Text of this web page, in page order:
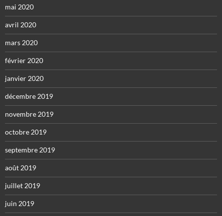
mai 2020
avril 2020
mars 2020
février 2020
janvier 2020
décembre 2019
novembre 2019
octobre 2019
septembre 2019
août 2019
juillet 2019
juin 2019